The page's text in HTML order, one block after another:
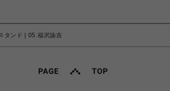
タンド | 05.福沢諭吉